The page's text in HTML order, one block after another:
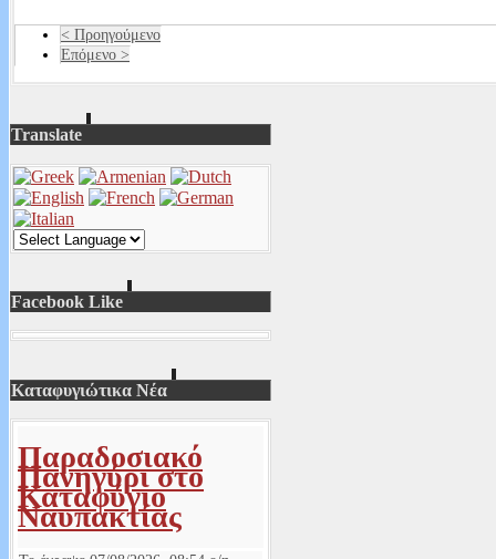
< Προηγούμενο
Επόμενο >
Translate
Facebook Like
Καταφυγιώτικα Νέα
Παραδοσιακό
Πανηγύρι στο
Καταφύγιο
Ναυπακτίας